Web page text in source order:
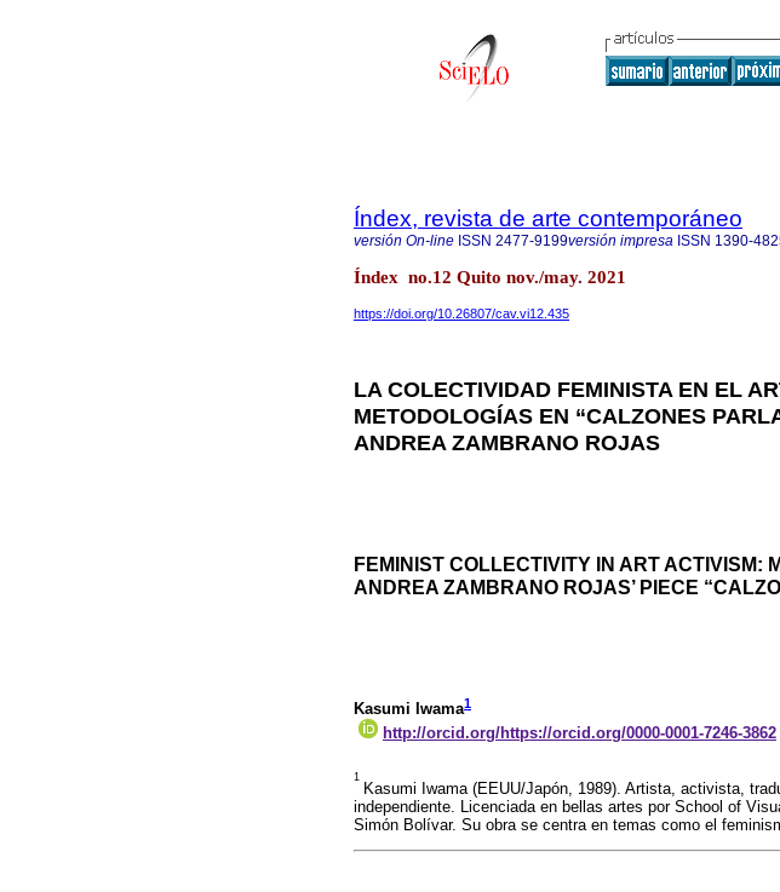
Índex, revista de arte contemporáneo
versión On-line ISSN 2477-9199versión impresa ISSN 1390-
Índex no.12 Quito nov./may. 2021
https://doi.org/10.26807/cav.vi12.435
LA COLECTIVIDAD FEMINISTA EN EL
METODOLOGÍAS EN “CALZONES
ANDREA ZAMBRANO ROJAS
FEMINIST COLLECTIVITY IN ART ACTIVISM:
ANDREA ZAMBRANO ROJAS’ PIECE
Kasumi Iwama1
http://orcid.org/https://orcid.org/0000-0001-7246-3862
1
Kasumi Iwama (EEUU/Japón, 1989). Artista, activista,
independiente. Licenciada en bellas artes por School of
Simón Bolívar. Su obra se centra en temas como el